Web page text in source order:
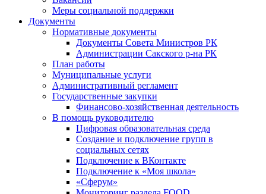
Меры социальной поддержки
Документы
Нормативные документы
Документы Совета Министров РК
Администрации Сакского р-на РК
План работы
Муниципальные услуги
Административный регламент
Государственные закупки
Финансово-хозяйственная деятельность
В помощь руководителю
Цифровая образовательная среда
Создание и подключение групп в
социальных сетях
Подключение к ВКонтакте
Подключение к «Моя школа»
«Сферум»